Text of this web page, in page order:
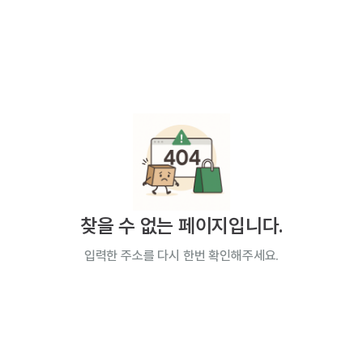
찾을 수 없는 페이지입니다.
입력한 주소를 다시 한번 확인해주세요.